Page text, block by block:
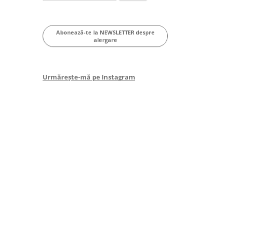
for:
Abonează-te la NEWSLETTER despre
alergare
Urmărește-mă pe Instagram